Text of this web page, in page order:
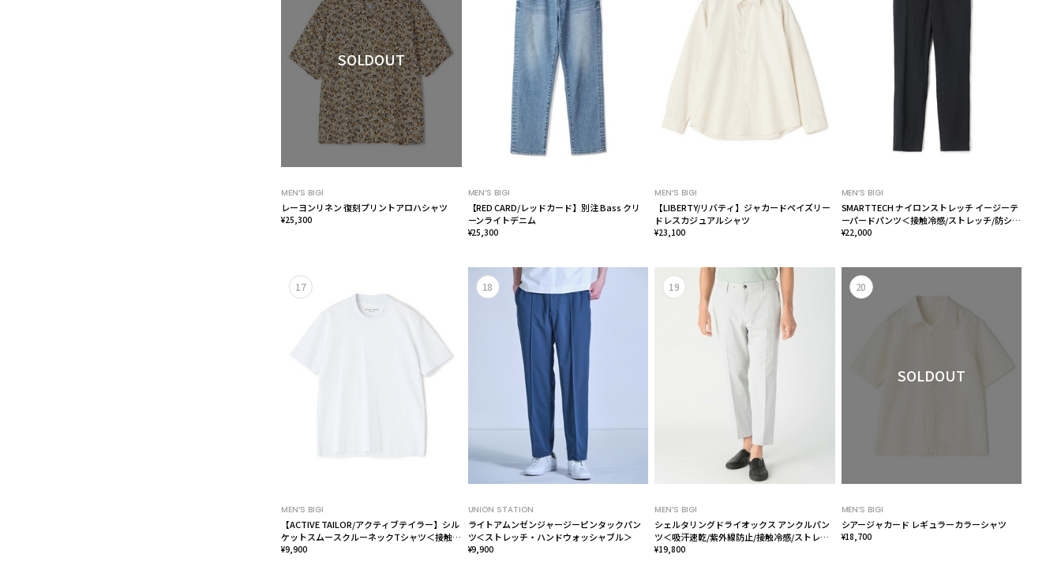
SOLDOUT
MEN’S BIGI
レーヨンリネン 復刻プリントアロハシャツ
¥25,300
MEN’S BIGI
【RED CARD/レッドカード】別注 Bass クリ
ーンライトデニム
¥25,300
MEN’S BIGI
【LIBERTY/リバティ】ジャカードペイズリー
ドレスカジュアルシャツ
¥23,100
MEN’S BIGI
SMARTTECH ナイロンストレッチ イージーテ
ーパードパンツ＜接触冷感/ストレッチ/防シワ
性/ウォッシャブル＞
¥22,000
17
MEN’S BIGI
【ACTIVE TAILOR/アクティブテイラー】シル
ケットスムースクルーネックTシャツ＜接触冷
感 / UVカット＞
¥9,900
18
UNION STATION
ライトアムンゼンジャージーピンタックパン
ツ＜ストレッチ・ハンドウォッシャブル＞
¥9,900
19
MEN’S BIGI
シェルタリングドライオックス アンクルパン
ツ＜吸汗速乾/紫外線防止/接触冷感/ストレッ
チ＞
¥19,800
20
SOLDOUT
MEN’S BIGI
シアージャカード レギュラーカラーシャツ
¥18,700